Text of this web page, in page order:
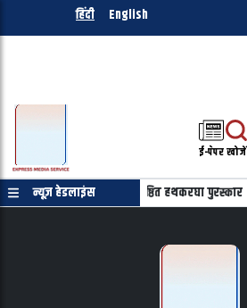
हिंदी English
ई-पेपरखोजें
न्यूज़ हेडलाइंस
पर 22 हस्तियों को मिलेंगे प्रतिष्ठित हथकरघा पुरस्कार